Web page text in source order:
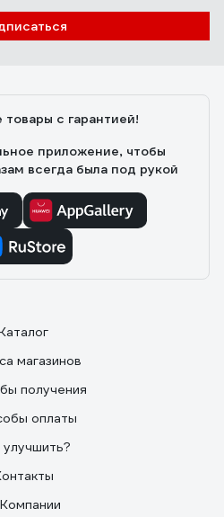
с гарантией!
приложение, чтобы
всегда была под рукой
магазинов
получения
оплаты